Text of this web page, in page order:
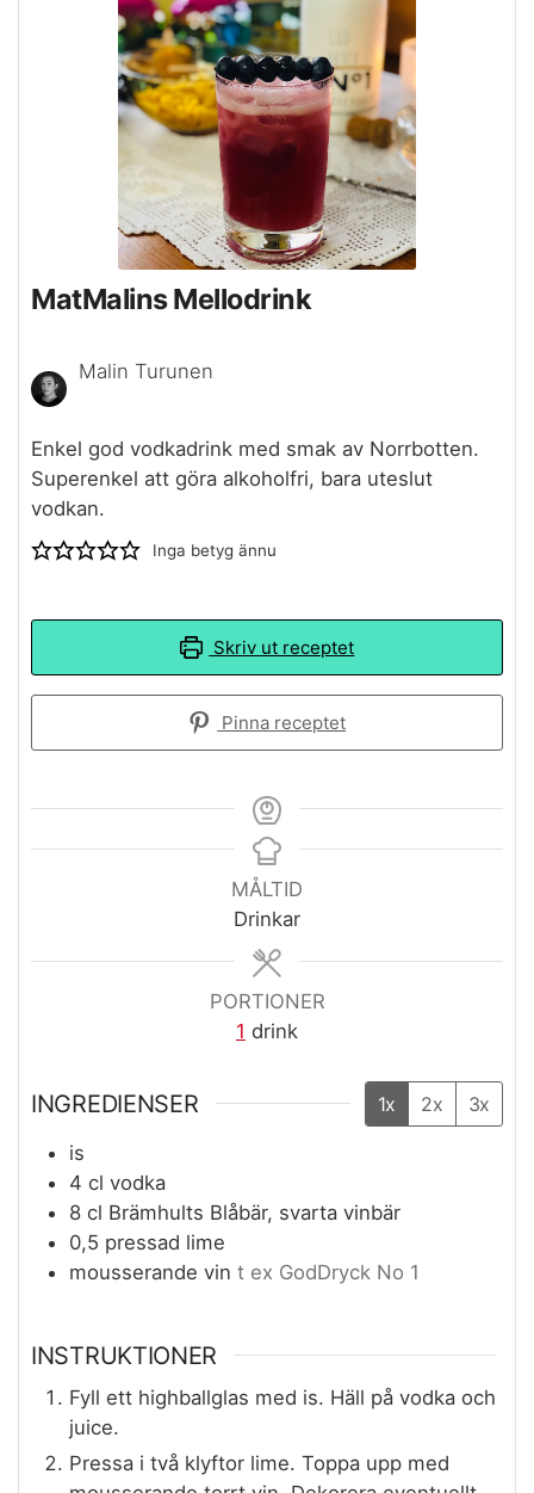
MatMalins Mellodrink
Malin Turunen
Enkel god vodkadrink med smak av Norrbotten.
Superenkel att göra alkoholfri, bara uteslut
vodkan.
Inga betyg ännu
Skriv ut receptet
Pinna receptet
MÅLTID
Drinkar
PORTIONER
1 drink
INGREDIENSER 1x 2x 3x
is
4 cl vodka
8 cl Brämhults Blåbär, svarta vinbär
0,5 pressad lime
mousserande vin t ex GodDryck No 1
INSTRUKTIONER
Fyll ett highballglas med is. Häll på vodka och
juice.
Pressa i två klyftor lime. Toppa upp med